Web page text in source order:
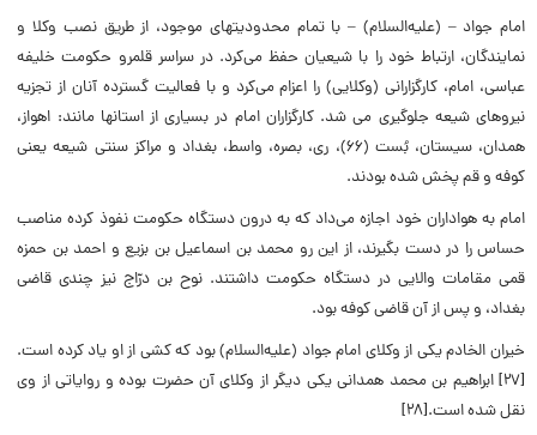
امام جواد – (علیه‌‌السلام) – با تمام محدودیتهاى موجود، از طریق نصب وکلا و
نمایندگان، ارتباط خود را با شیعیان حفظ مى‌کرد. در سراسر قلمرو حکومت خلیفه
عباسى، امام، کارگزارانى (وکلایى) را اعزام مى‌کرد و با فعالیت گسترده آنان از تجزیه
نیروهاى شیعه جلوگیرى مى ‌شد. کارگزاران امام در بسیارى از استانها مانند: اهواز،
همدان، سیستان، بُست (۶۶)، رى، بصره، واسط، بغداد و مراکز سنتى شیعه یعنى
کوفه و قم پخش شده بودند.
امام به هواداران خود اجازه مى‌داد که به درون دستگاه حکومت نفوذ کرده مناصب
حساس را در دست بگیرند، از این رو محمد بن اسماعیل بن بزیع و احمد بن حمزه
قمى مقامات والایى در دستگاه حکومت داشتند. نوح بن درّاج نیز چندى قاضى
بغداد، و پس از آن قاضى کوفه بود.
خیران الخادم یکى از وکلاى امام جواد (علیه‌السلام) بود که کشى از او یاد کرده است.
[۲۷] ابراهیم بن محمد همدانى یکى دیگر از وکلاى آن حضرت بوده و روایاتى از وى
نقل شده است.[۲۸]